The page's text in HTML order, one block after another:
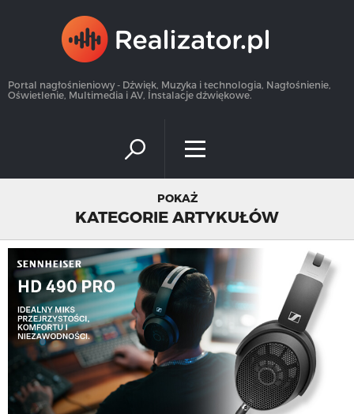
Portal nagłośnieniowy - Dźwięk, Muzyka i technologia, Nagłośnienie,
Oświetlenie, Multimedia i AV, Instalacje dźwiękowe.
POKAŻ
KATEGORIE ARTYKUŁÓW